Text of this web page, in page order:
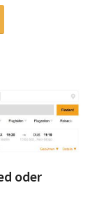
oder